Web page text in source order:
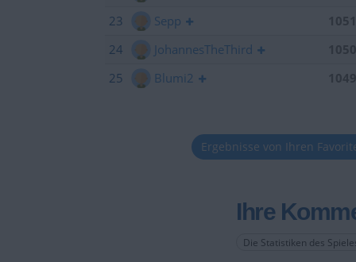
23
Sepp
24
JohannesTheThird
25
Blumi2
Ergebnisse von Ihren
Ihre
Die Statistiken des